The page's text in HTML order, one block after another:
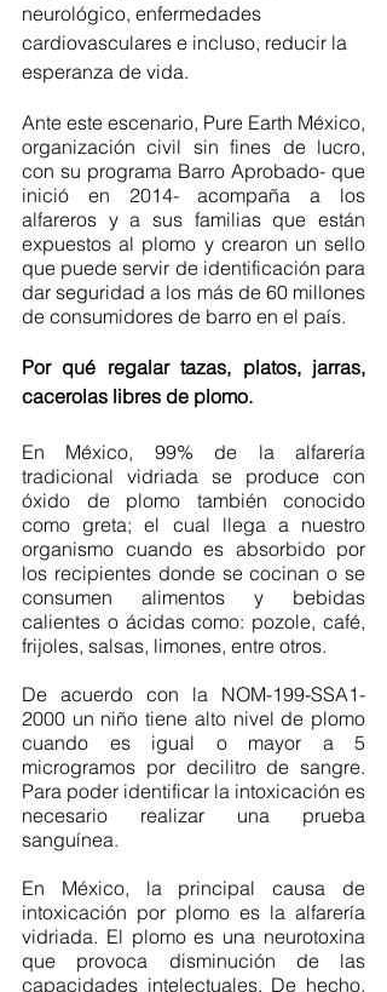
neurológico, enfermedades
cardiovasculares e incluso, reducir la
esperanza de vida.
Ante este escenario, Pure Earth México,
organización civil sin fines de lucro,
con su programa Barro Aprobado- que
inició en 2014- acompaña a los
alfareros y a sus familias que están
expuestos al plomo y crearon un sello
que puede servir de identificación para
dar seguridad a los más de 60 millones
de consumidores de barro en el país.
Por qué regalar tazas, platos, jarras,
cacerolas libres de plomo.
En México, 99% de la alfarería
tradicional vidriada se produce con
óxido de plomo también conocido
como greta; el cual llega a nuestro
organismo cuando es absorbido por
los recipientes donde se cocinan o se
consumen alimentos y bebidas
calientes o ácidas como: pozole, café,
frijoles, salsas, limones, entre otros.
De acuerdo con la NOM-199-SSA1-
2000 un niño tiene alto nivel de plomo
cuando es igual o mayor a 5
microgramos por decilitro de sangre.
Para poder identificar la intoxicación es
necesario realizar una prueba
sanguínea.
En México, la principal causa de
intoxicación por plomo es la alfarería
vidriada. El plomo es una neurotoxina
que provoca disminución de las
capacidades intelectuales. De hecho,